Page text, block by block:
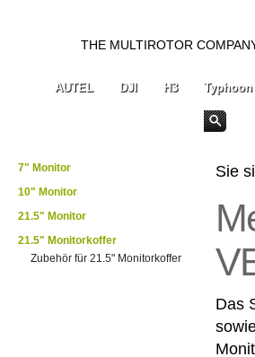
THE MULTIROTOR
AUTEL DJI H3 Typhoon
7" Monitor
10" Monitor
21.5" Monitor
21.5" Monitorkoffer
Zubehör für 21.5" Monitorkoffer
Sie
Das